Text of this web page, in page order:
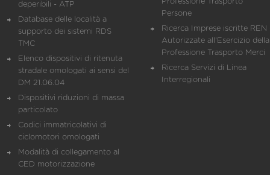
deperibili - ATP
Database delle località a
supporto dei sistemi RDS
TMC
Elenco dispositivi di ritenuta
stradale omologati ai sensi del
DM 21.06.04
Dispositivi riduzioni di massa
particolato
Codici immatricolativi di
ciclomotori omologati
Modalità di collegamento al
CED motorizzazione
Persone
Ricerca Imprese iscritte REN
Autorizzate all'Esercizio della
Professione Trasporto Merci
Ricerca Servizi di Linea
Interregionali